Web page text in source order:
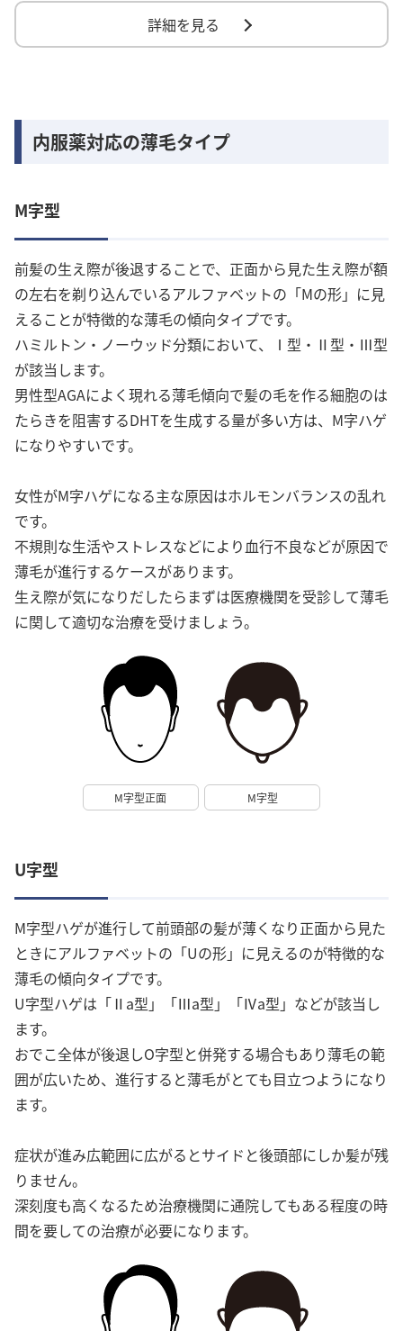
詳細を見る
内服薬対応の薄毛タイプ
M字型
前髪の生え際が後退することで、正面から見た生え際が額
の左右を剃り込んでいるアルファベットの「Mの形」に見
えることが特徴的な薄毛の傾向タイプです。
ハミルトン・ノーウッド分類において、Ⅰ型・Ⅱ型・Ⅲ型
が該当します。
男性型AGAによく現れる薄毛傾向で髪の毛を作る細胞のは
たらきを阻害するDHTを生成する量が多い方は、M字ハゲ
になりやすいです。
女性がM字ハゲになる主な原因はホルモンバランスの乱れ
です。
不規則な生活やストレスなどにより血行不良などが原因で
薄毛が進行するケースがあります。
生え際が気になりだしたらまずは医療機関を受診して薄毛
に関して適切な治療を受けましょう。
M字型正面 M字型
U字型
M字型ハゲが進行して前頭部の髪が薄くなり正面から見た
ときにアルファベットの「Uの形」に見えるのが特徴的な
薄毛の傾向タイプです。
U字型ハゲは「Ⅱa型」「Ⅲa型」「Ⅳa型」などが該当し
ます。
おでこ全体が後退しO字型と併発する場合もあり薄毛の範
囲が広いため、進行すると薄毛がとても目立つようになり
ます。
症状が進み広範囲に広がるとサイドと後頭部にしか髪が残
りません。
深刻度も高くなるため治療機関に通院してもある程度の時
間を要しての治療が必要になります。